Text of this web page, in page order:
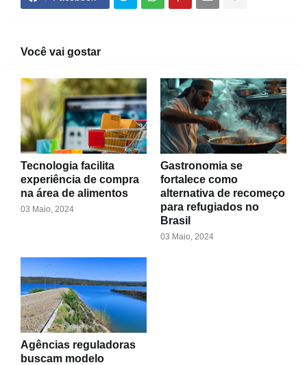
Você vai gostar
Tecnologia facilita
experiência de compra
na área de alimentos
03 Maio, 2024
Gastronomia se
fortalece como
alternativa de recomeço
para refugiados no
Brasil
03 Maio, 2024
Agências reguladoras
buscam modelo